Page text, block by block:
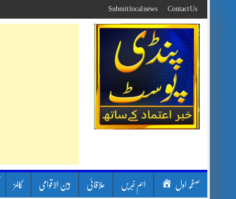
to
content
Contact Us
Submit local news
صفحہ اول اہم خبریں علاقائی بین الاقوامی کالمز